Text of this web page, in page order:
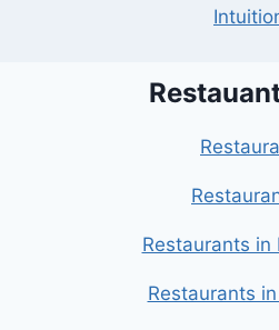
Restaurants in
Restaurants